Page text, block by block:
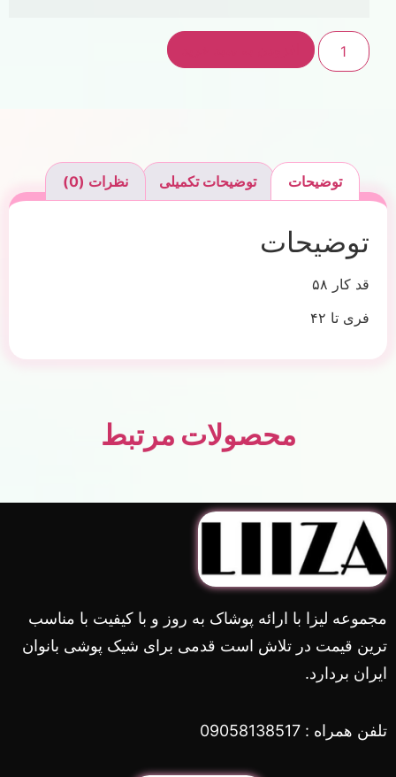
توضیحات توضیحات تکمیلی نظرات (0)
توضیحات
قد کار ۵۸
فری تا ۴۲
محصولات مرتبط
مجموعه لیزا با ارائه پوشاک به روز و با کیفیت با مناسب
ترین قیمت در تلاش است قدمی برای شیک پوشی بانوان
ایران بردارد.
تلفن همراه : 09058138517